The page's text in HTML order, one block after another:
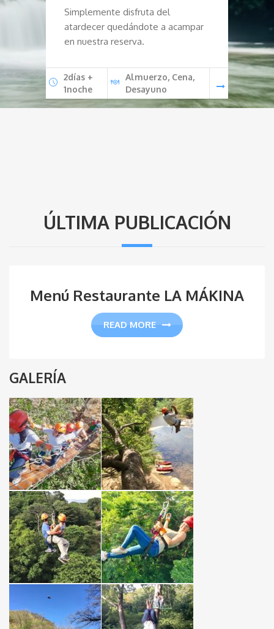
Simplemente disfruta del
atardecer quedándote a acampar
en nuestra reserva.
2días +
1noche
Almuerzo, Cena,
Desayuno
ÚLTIMA PUBLICACIÓN
Menú Restaurante LA MÁKINA
READ MORE
GALERÍA